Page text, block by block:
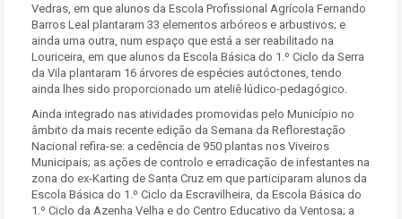
Vedras, em que alunos da Escola Profissional Agrícola Fernando
Barros Leal plantaram 33 elementos arbóreos e arbustivos; e
ainda uma outra, num espaço que está a ser reabilitado na
Louriceira, em que alunos da Escola Básica do 1.º Ciclo da Serra
da Vila plantaram 16 árvores de espécies autóctones, tendo
ainda lhes sido proporcionado um ateliê lúdico-pedagógico.
Ainda integrado nas atividades promovidas pelo Município no
âmbito da mais recente edição da Semana da Reflorestação
Nacional refira-se: a cedência de 950 plantas nos Viveiros
Municipais; as ações de controlo e erradicação de infestantes na
zona do ex-Karting de Santa Cruz em que participaram alunos da
Escola Básica do 1.º Ciclo da Escravilheira, da Escola Básica do
1.º Ciclo da Azenha Velha e do Centro Educativo da Ventosa; a